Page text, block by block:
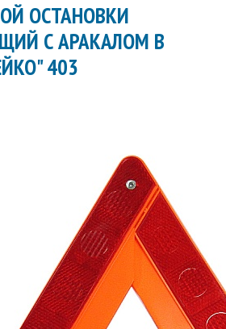
ОСТАНОВКИ
С АРАКАЛОМ В
403